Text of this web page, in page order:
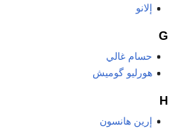
إلانو
G
حسام غالي
هورليو گوميش
H
إرين هانسون